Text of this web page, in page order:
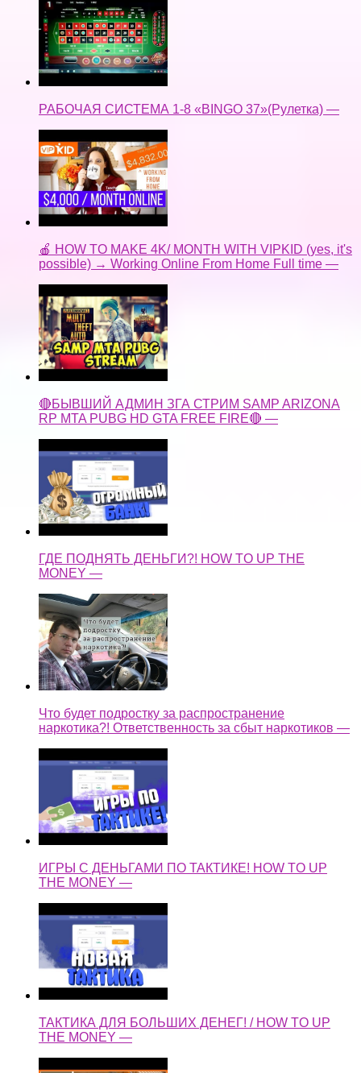
🍎 HOW TO MAKE 4K/ MONTH WITH VIPKID (yes, it's
possible) → Working Online From Home Full time —
🔴БЫВШИЙ АДМИН ЗГА СТРИМ SAMP ARIZONA
RP MTA PUBG HD GTA FREE FIRE🔴 —
ГДЕ ПОДНЯТЬ ДЕНЬГИ?! HOW TO UP THE
MONEY —
Что будет подростку за распространение
наркотика?! Ответственность за сбыт наркотиков —
ИГРЫ С ДЕНЬГАМИ ПО ТАКТИКЕ! HOW TO UP
THE MONEY —
ТАКТИКА ДЛЯ БОЛЬШИХ ДЕНЕГ! / HOW TO UP
THE MONEY —
Высококачественная Рамка для Улья из Хвойных